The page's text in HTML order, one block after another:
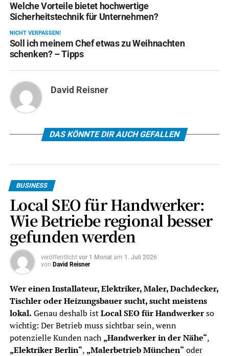
Welche Vorteile bietet hochwertige
Sicherheitstechnik für Unternehmen?
NICHT VERPASSEN!
Soll ich meinem Chef etwas zu Weihnachten
schenken? – Tipps
David Reisner
DAS KÖNNTE DIR AUCH GEFALLEN
BUSINESS
Local SEO für Handwerker:
Wie Betriebe regional besser
gefunden werden
veröffentlicht vor 1 Monat am 1. Juli 2026
von David Reisner
Wer einen Installateur, Elektriker, Maler, Dachdecker,
Tischler oder Heizungsbauer sucht, sucht meistens
lokal. Genau deshalb istLocal SEO für Handwerkerso
wichtig: Der Betrieb muss sichtbar sein, wenn
potenzielle Kunden nach „Handwerker in der Nähe“,
„Elektriker Berlin“, „Malerbetrieb München“ oder